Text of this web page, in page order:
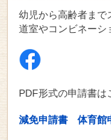
幼児から高齢者まで
道室やコンビネーシ
PDF形式の申請書は
減免申請書 体育館